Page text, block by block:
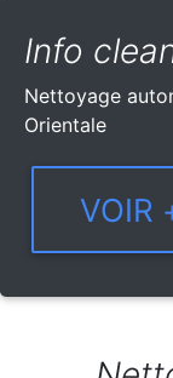
Info
Nettoyage
Orientale